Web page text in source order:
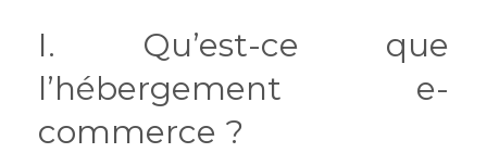
I. Qu’est-ce que
l’hébergement e-
commerce ?